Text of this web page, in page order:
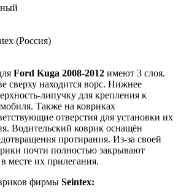
(Россия)
Ford Kuga 2008-2012 имеют 3 слоя.
сверху находится ворс. Нижнее
липучку для крепления к
Также на ковриках
отверстия для установки их
Водительский коврик оснащён
протирания. Из-за своей
почти полностью закрывают
месте их прилегания.
фирмы Seintex: